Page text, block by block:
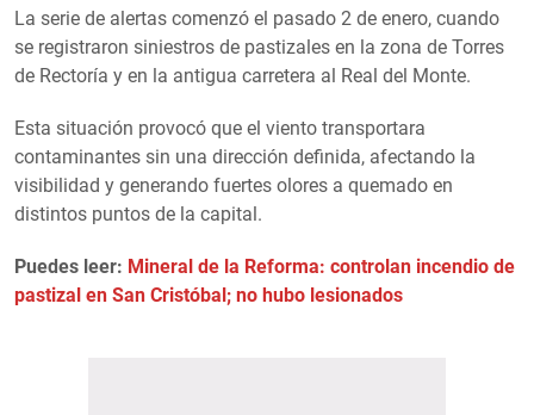
La serie de alertas comenzó el pasado 2 de enero, cuando
se registraron siniestros de pastizales en la zona de Torres
de Rectoría y en la antigua carretera al Real del Monte.
Esta situación provocó que el viento transportara
contaminantes sin una dirección definida, afectando la
visibilidad y generando fuertes olores a quemado en
distintos puntos de la capital.
Puedes leer: Mineral de la Reforma: controlan incendio de
pastizal en San Cristóbal; no hubo lesionados